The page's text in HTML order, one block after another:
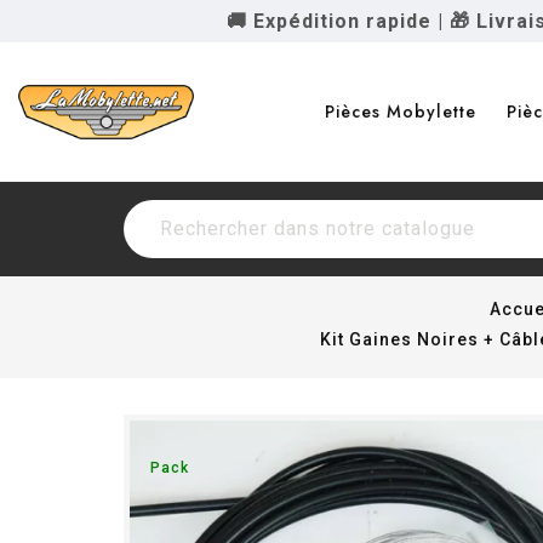
🚚 Expédition rapide | 🎁
Pièces Mobylette
Kit Gaines Noires +
Pack